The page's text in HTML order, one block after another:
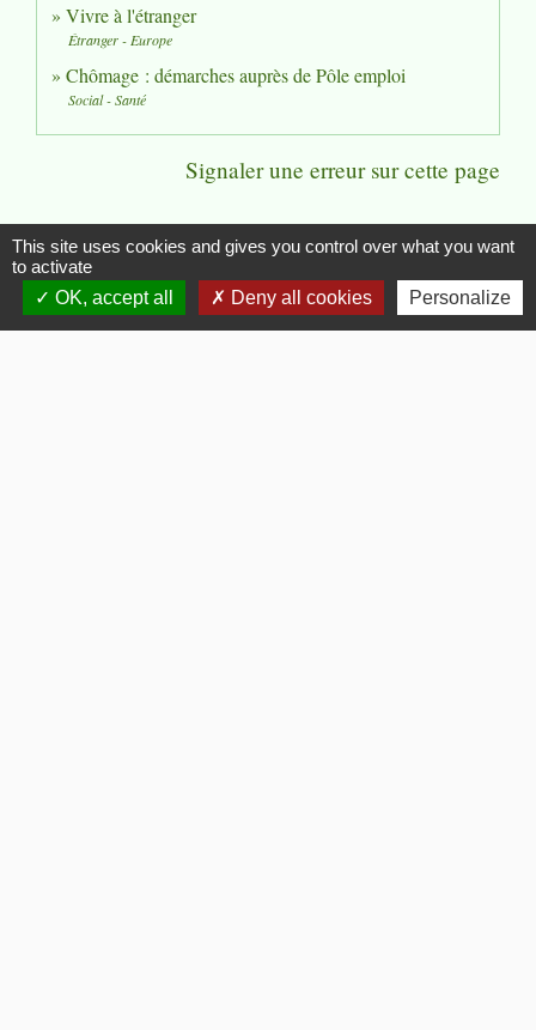
Vivre à l'étranger
Étranger - Europe
Chômage : démarches auprès de Pôle emploi
Social - Santé
Signaler une erreur sur cette page
Flash Infos
This site uses cookies and gives you control over what you want
to activate
OK, accept all
Deny all cookies Personalize